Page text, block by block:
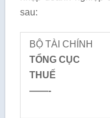
sau:
BỘ TÀI CHÍNH
TỔNG CỤC
THU Ế
——-